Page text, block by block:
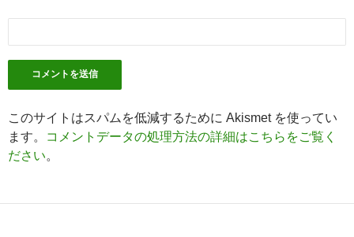
このサイトはスパムを低減するために Akismet を使ってい
ます。
コメントデータの処理方法の詳細はこちらをご覧く
ださい。